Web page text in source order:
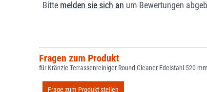
Bitte melden sie sich an um Bewertungen
Fragen zum Produkt
für Kränzle Terrassenreiniger Round Cleaner Edelstahl 520 mm
Frage zum Produkt stellen